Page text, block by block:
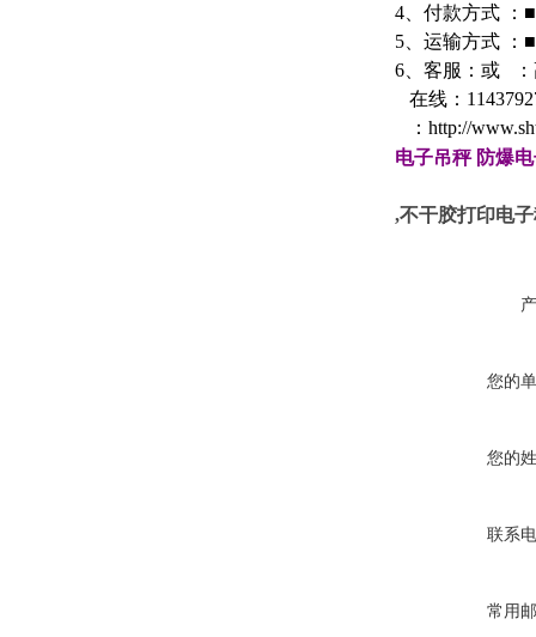
4 、付款方式 ：
5 、运输方式
6 、客服： 或
在线 ：
： http://
电子吊秤 防爆
,不干胶打印电
您的
您的
联系
常用